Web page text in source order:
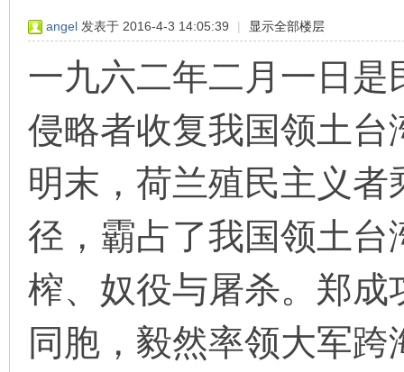
angel 发表于 2016-4-3 14:05:39 | 显示全部楼层
一九六二年二月一日
侵略者收复我国领土台
明末，荷兰殖民主义
径，霸占了我国领土
榨、奴役与屠杀。郑
同胞，毅然率领大军